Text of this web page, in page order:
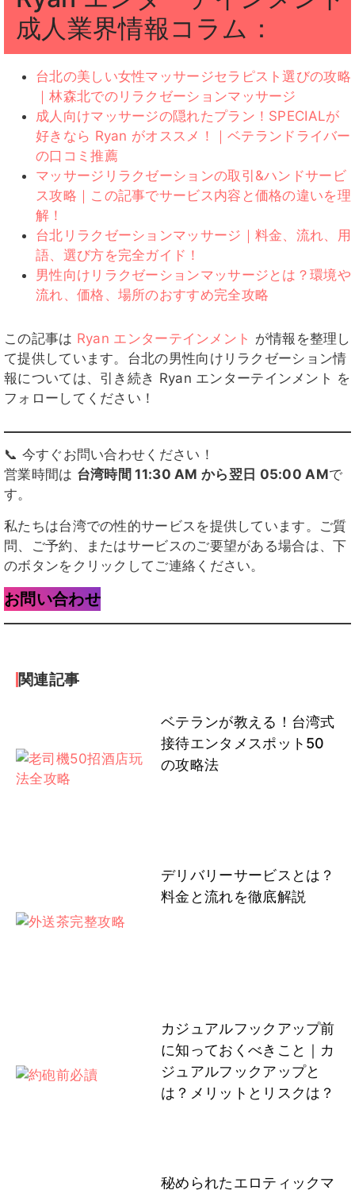
成人業界情報コラム：
台北の美しい女性マッサージセラピスト選びの攻略
｜林森北でのリラクゼーションマッサージ
成人向けマッサージの隠れたプラン！SPECIALが
好きなら Ryan がオススメ！｜ベテランドライバー
の口コミ推薦
マッサージリラクゼーションの取引&ハンドサービ
ス攻略｜この記事でサービス内容と価格の違いを理
解！
台北リラクゼーションマッサージ｜料金、流れ、用
語、選び方を完全ガイド！
男性向けリラクゼーションマッサージとは？環境や
流れ、価格、場所のおすすめ完全攻略
この記事は Ryan エンターテインメント が情報を整理し
て提供しています。台北の男性向けリラクゼーション情
報については、引き続き Ryan エンターテインメント を
フォローしてください！
📞 今すぐお問い合わせください！
営業時間は 台湾時間 11:30 AM から翌日 05:00 AMで
す。
私たちは台湾での性的サービスを提供しています。ご質
問、ご予約、またはサービスのご要望がある場合は、下
のボタンをクリックしてご連絡ください。
お問い合わせ
関連記事
ベテランが教える！台湾式
接待エンタメスポット50
の攻略法
デリバリーサービスとは？
料金と流れを徹底解説
カジュアルフックアップ前
に知っておくべきこと｜カ
ジュアルフックアップと
は？メリットとリスクは？
秘められたエロティックマ